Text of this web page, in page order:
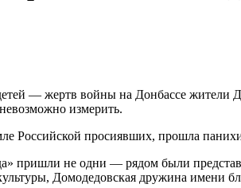
— жертв войны на Донбассе жители
измерить.
Российской просиявших, прошла
пришли не одни — рядом были
Домодедовская дружина имени